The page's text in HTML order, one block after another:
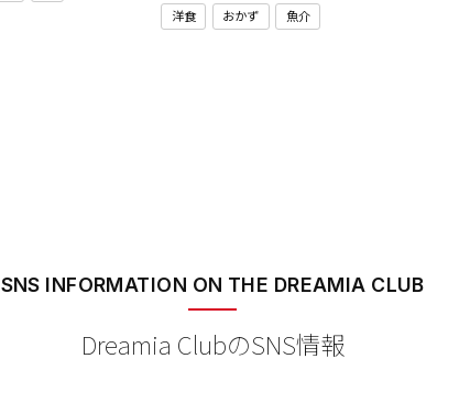
洋食 おかず 魚介
SNS INFORMATION ON THE DREAMIA CLUB
Dreamia ClubのSNS情報